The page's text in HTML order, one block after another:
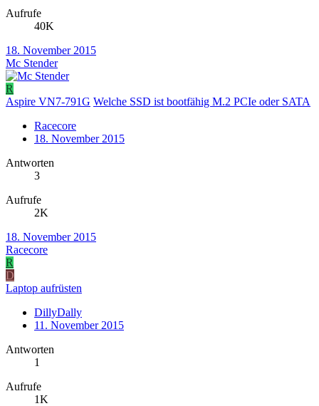
Aufrufe
40K
18. November 2015
Mc Stender
R
Aspire VN7-791G Welche SSD ist bootfähig M.2 PCIe oder SATA
Racecore
18. November 2015
Antworten
3
Aufrufe
2K
18. November 2015
Racecore
R
D
Laptop aufrüsten
DillyDally
11. November 2015
Antworten
1
Aufrufe
1K